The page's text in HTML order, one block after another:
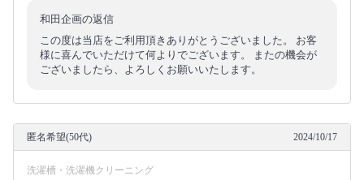
和田企画の返信
この度は当店をご利用頂きありがとうございました。 お客
様に喜んでいただけて何よりでございます。 またの機会が
ございましたら、よろしくお願いいたします。
匿名希望(50代) 2024/10/17
洗濯槽・洗濯機クリーニング